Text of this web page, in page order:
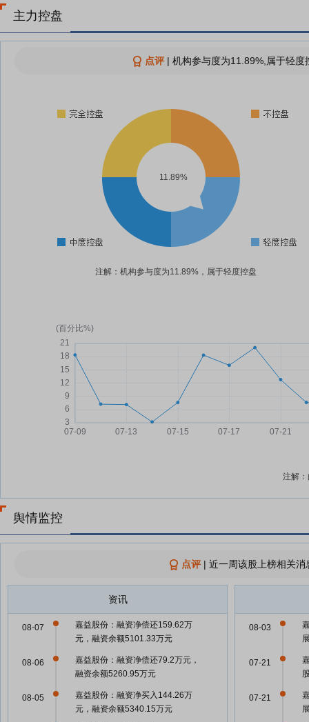
主力控盘
点评| 机构参与度为11.89%,属于轻
11.89%
注解：机构参与度为11.89%，属于轻度控盘
注解
舆情监控
点评| 近一周该股上榜相关
资讯
嘉益股份：融资净偿还159.62万
元，融资余额5101.33万元
08-07
嘉益股份：融资净偿还79.2万元，
融资余额5260.95万元
08-06
嘉益股份：融资净买入144.26万
元，融资余额5340.15万元
08-05
08-03
07-21
07-21